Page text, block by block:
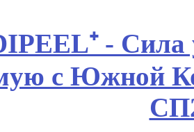
- Сила
с Южной